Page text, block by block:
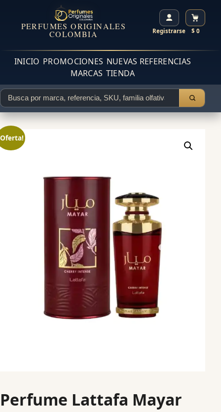
PERFUMES ORIGINALES
COLOMBIA Registrarse $ 0
INICIO PROMOCIONES NUEVAS REFERENCIAS
MARCAS TIENDA
Perfume Lattafa Mayar